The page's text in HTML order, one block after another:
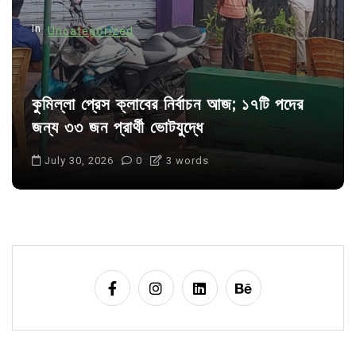
n
In Uncategorized
কুমিল্লা প্রেস ক্লাবের নির্বাচন আজ; ১৭টি পদের
জন্য ৩৩ জন প্রার্থী ভোটযুদ্ধে
July 30, 2026 0 3 words